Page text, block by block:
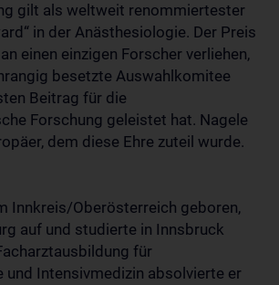
gilt als weltweit renommiertester
in der Anästhesiologie. Der Preis
einen einzigen Forscher verliehen,
besetzte Auswahlkomitee
Beitrag für die
Forschung geleistet hat. Nagele
dem diese Ehre zuteil wurde.
Innkreis/Oberösterreich geboren,
auf und studierte in Innsbruck
für
und Intensivmedizin absolvierte er